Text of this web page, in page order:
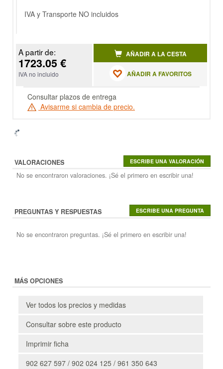
IVA y Transporte NO incluidos
A partir de:
1723.05 €
IVA no incluido
AÑADIR A LA CESTA
AÑADIR A FAVORITOS
Consultar plazos de entrega
Avisarme si cambia de precio.
VALORACIONES
No se encontraron valoraciones. ¡Sé el primero en escribir una!
PREGUNTAS Y RESPUESTAS
No se encontraron preguntas. ¡Sé el primero en escribir una!
MÁS OPCIONES
Ver todos los precios y medidas
Consultar sobre este producto
Imprimir ficha
902 627 597 / 902 024 125 / 961 350 643